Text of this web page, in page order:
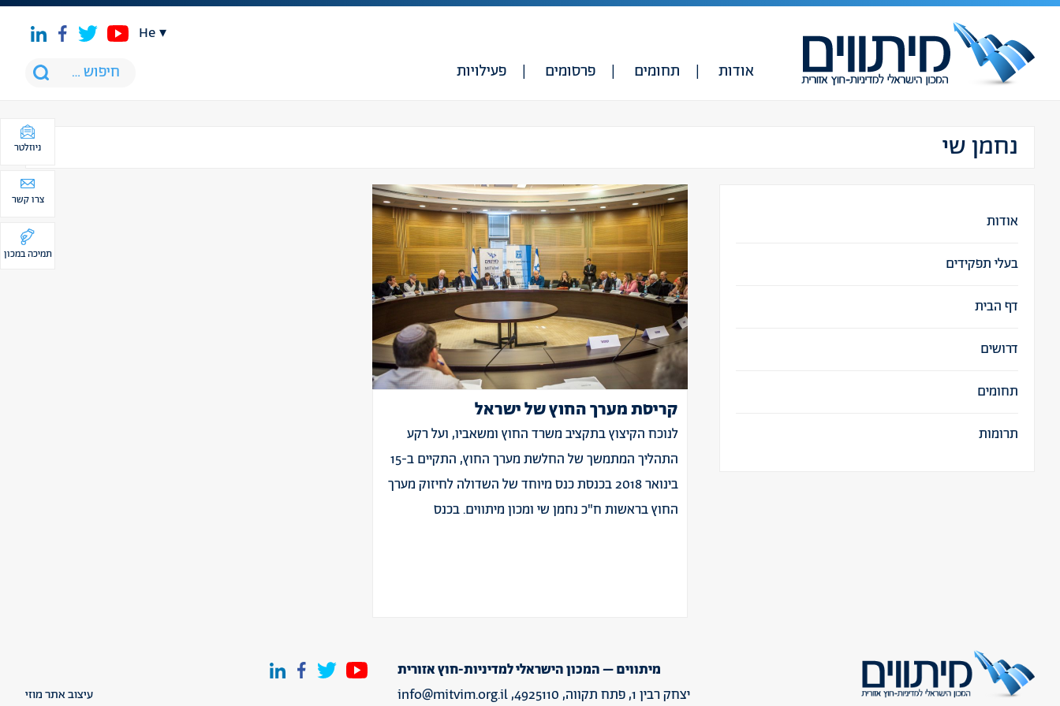
אודות תחומים פרסומים פעילויות
he
נחמן שי
קריסת מערך החוץ של ישראל
לנוכח הקיצוץ בתקציב משרד החוץ ומשאביו, ועל רקע
התהליך המתמשך של החלשת מערך החוץ, התקיים ב-15
בינואר 2018 בכנסת כנס מיוחד של השדולה לחיזוק מערך
החוץ בראשות ח"כ נחמן שי ומכון מיתווים. בכנס
אודות
בעלי תפקידים
דף הבית
דרושים
תחומים
תרומות
מיתווים – המכון הישראלי למדיניות-חוץ אזורית
יצחק רבין 1, פתח תקווה, 4925110,
info@mitvim.org.il עיצוב אתר מוזי
ניוזלטר
צרו קשר
תמיכה במכון